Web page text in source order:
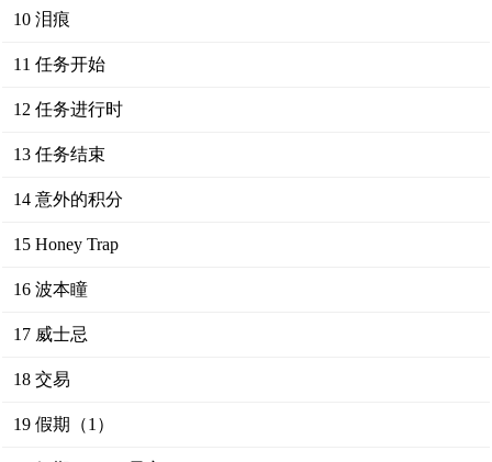
10 泪痕
11 任务开始
12 任务进行时
13 任务结束
14 意外的积分
15 Honey Trap
16 波本瞳
17 威士忌
18 交易
19 假期（1）